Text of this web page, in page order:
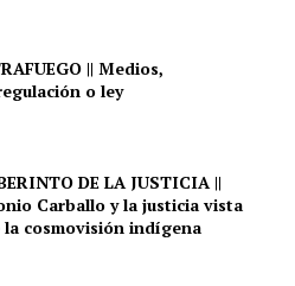
|| Medios,
o ley
DE LA JUSTICIA ||
Carballo y la justicia vista
la cosmovisión indígena